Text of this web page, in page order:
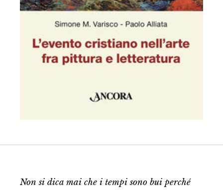
Non si dica mai che i tempi sono bui perché